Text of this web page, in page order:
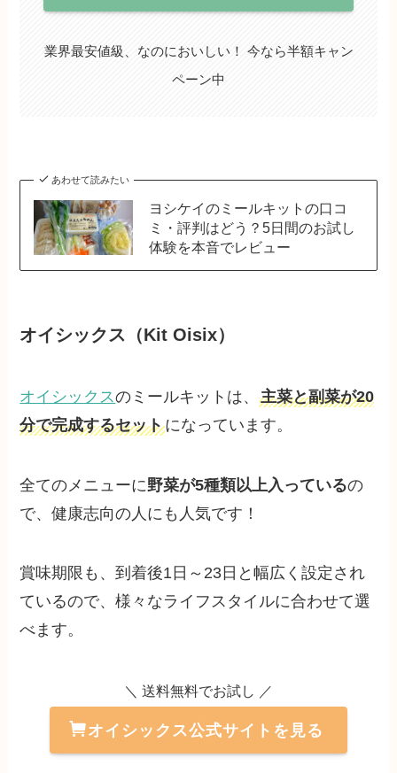
業界最安値級、なのにおいしい！ 今なら半額キャン
ペーン中
あわせて読みたい
ヨシケイのミールキットの口コ
ミ・評判はどう？5日間のお試し
体験を本音でレビュー
オイシックス（Kit Oisix）
オイシックスのミールキットは、主菜と副菜が20
分で完成するセットになっています。
全てのメニューに野菜が5種類以上入っているの
で、健康志向の人にも人気です！
賞味期限も、到着後1日～23日と幅広く設定され
ているので、様々なライフスタイルに合わせて選
べます。
＼ 送料無料でお試し ／
オイシックス公式サイトを見る